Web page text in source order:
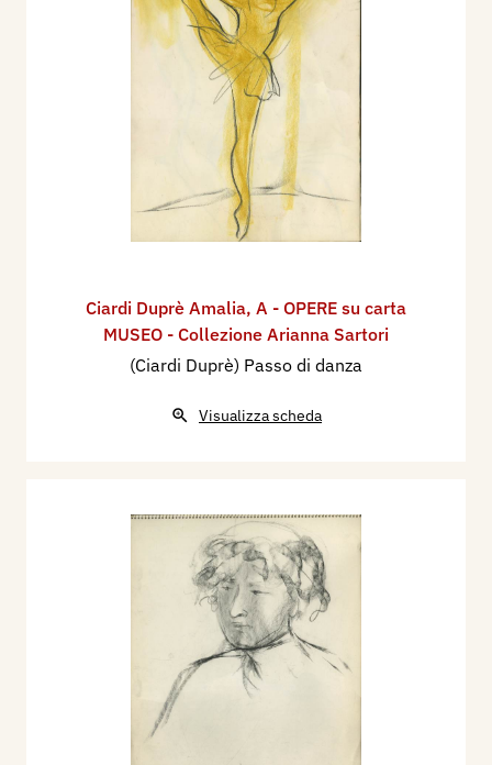
Ciardi Duprè Amalia, A - OPERE su carta
MUSEO - Collezione Arianna Sartori
(Ciardi Duprè) Passo di danza
Visualizza scheda